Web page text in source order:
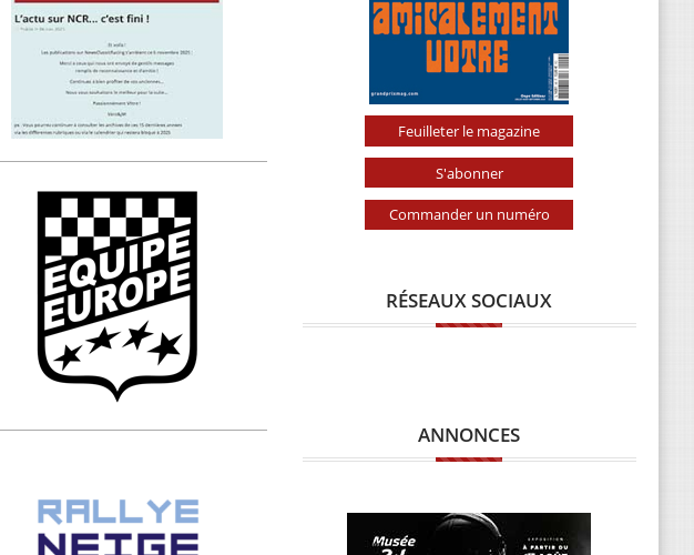
Feuilleter le magazine
S'abonner
Commander un numéro
RÉSEAUX SOCIAUX
ANNONCES